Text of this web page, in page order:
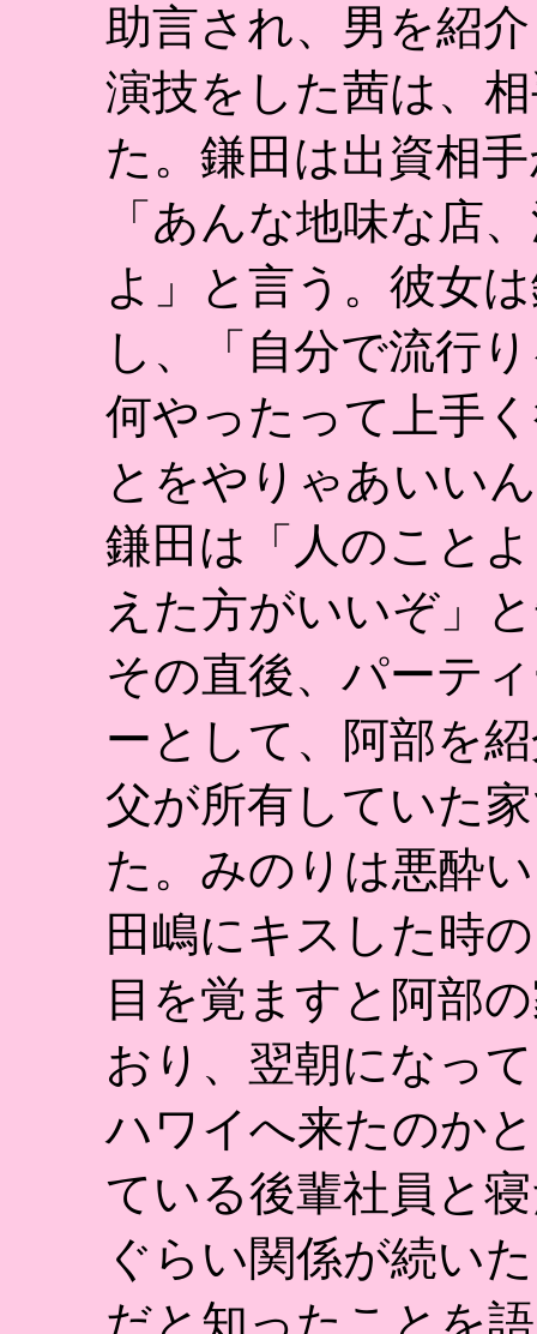
助言され、男を紹
演技をした茜は、
た。鎌田は出資相
「あんな地味な店
よ」と言う。彼女
し、「自分で流行
何やったって上手
とをやりゃあいい
鎌田は「人のこと
えた方がいいぞ」
その直後、パーテ
ーとして、阿部を
父が所有していた
た。みのりは悪酔
田嶋にキスした時
目を覚ますと阿部
おり、翌朝になっ
ハワイへ来たのか
ている後輩社員と
ぐらい関係が続い
だと知ったことを